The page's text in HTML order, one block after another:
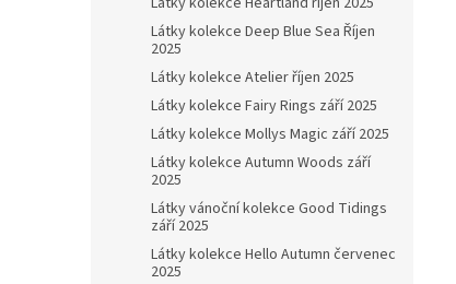
Látky kolekce Deep Blue Sea Říjen
2025
Látky kolekce Atelier říjen 2025
Látky kolekce Fairy Rings září 2025
Látky kolekce Mollys Magic září 2025
Látky kolekce Autumn Woods září
2025
Látky vánoční kolekce Good Tidings
září 2025
Látky kolekce Hello Autumn červenec
2025